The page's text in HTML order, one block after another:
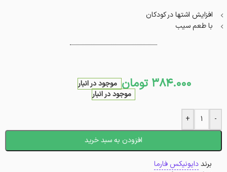
افزایش اشتها در کودکان
با طعم سیب
384.000 تومان موجود در انبار
موجود در انبار
-
+
افزودن به سبد خرید
برنددایونیکس فارما